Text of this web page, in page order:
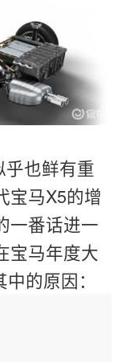
也鲜有重
宝马X5的增
一番话进一
宝马年度大
的原因：